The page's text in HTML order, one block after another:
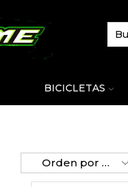
BICICLETAS